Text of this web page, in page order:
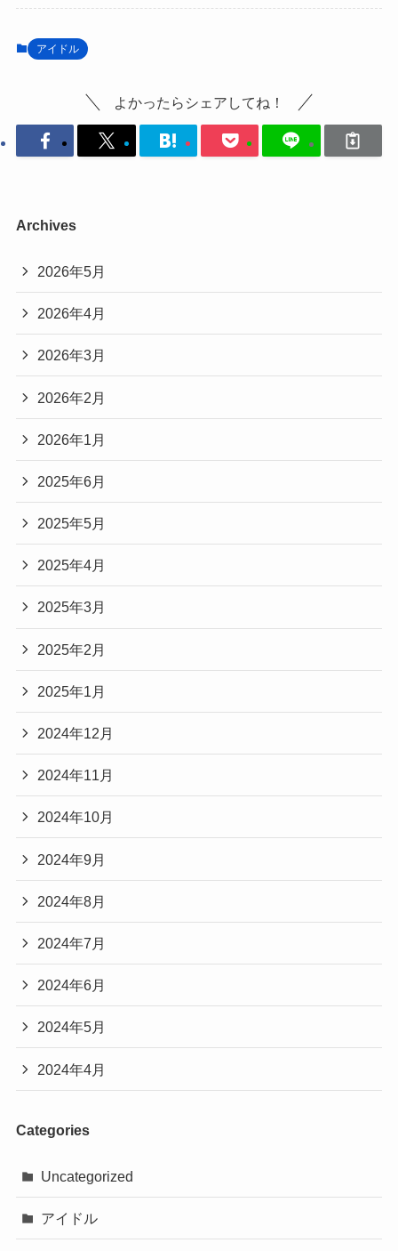
アイドル
よかったらシェアしてね！
Archives
2026年5月
2026年4月
2026年3月
2026年2月
2026年1月
2025年6月
2025年5月
2025年4月
2025年3月
2025年2月
2025年1月
2024年12月
2024年11月
2024年10月
2024年9月
2024年8月
2024年7月
2024年6月
2024年5月
2024年4月
Categories
Uncategorized
アイドル